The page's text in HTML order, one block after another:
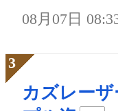
08月07日
カズレー